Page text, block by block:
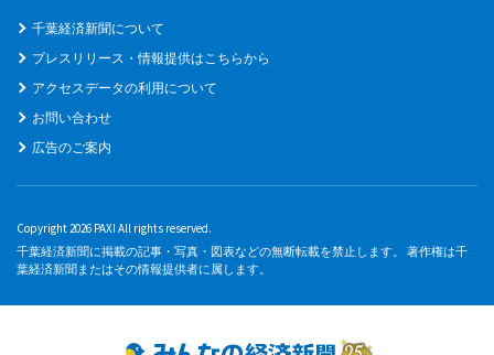
千葉経済新聞について
プレスリリース・情報提供はこちらから
アクセスデータの利用について
お問い合わせ
広告のご案内
Copyright 2026 PAXI All rights reserved.
千葉経済新聞に掲載の記事・写真・図表などの無断転載を禁止します。 著作権は千
葉経済新聞またはその情報提供者に属します。